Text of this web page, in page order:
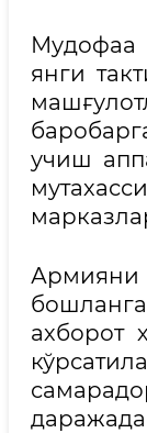
Мудофаа
янги
учиш
ахборот